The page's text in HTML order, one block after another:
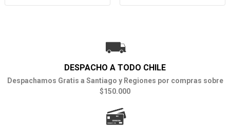
DESPACHO A TODO CHILE
Despachamos Gratis a Santiago y Regiones por compras sobre
$150.000